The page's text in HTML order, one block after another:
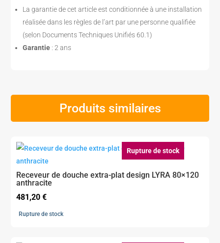
La garantie de cet article est conditionnée à une installation
réalisée dans les règles de l’art par une personne qualifiée
(selon Documents Techniques Unifiés 60.1)
Garantie : 2 ans
Produits similaires
Rupture de stock
Receveur de douche extra-plat design LYRA 80×120
anthracite
481,20€
Rupture de stock